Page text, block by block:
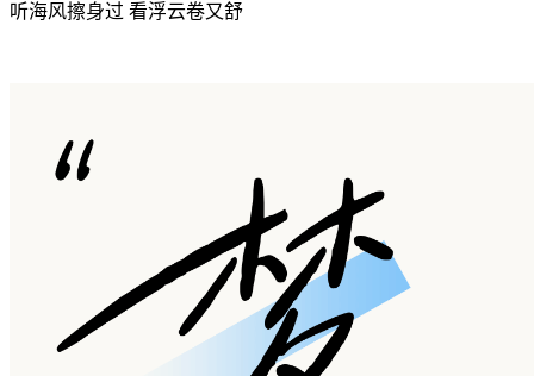
听海风擦身过 看浮云卷又舒